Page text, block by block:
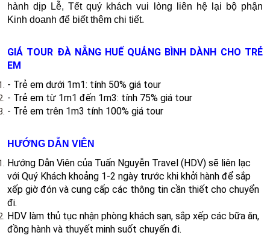
hành dịp Lễ, Tết quý khách vui lòng liên hệ lại bộ phận
Kinh doanh để biết thêm chi tiết.
GIÁ TOUR ĐÀ NẴNG HUẾ QUẢNG BÌNH DÀNH CHO TRẺ
EM
- Trẻ em dưới 1m1: tính 50% giá tour
- Trẻ em từ 1m1 đến 1m3: tính 75% giá tour
- Trẻ em trên 1m3 tính 100% giá tour
HƯỚNG DẪN VIÊN
Hướng Dẫn Viên của Tuấn Nguyễn Travel (HDV) sẽ liên lạc
với Quý Khách khoảng 1-2 ngày trước khi khởi hành để sắp
xếp giờ đón và cung cấp các thông tin cần thiết cho chuyển
đi.
HDV làm thủ tục nhận phòng khách sạn, sắp xếp các bữa ăn,
đồng hành và thuyết minh suốt chuyến đi.